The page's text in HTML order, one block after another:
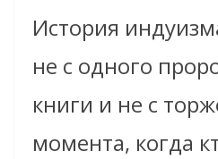
История
не с одного
книги и не с
момента, когда